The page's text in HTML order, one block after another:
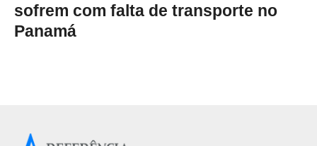
sofrem com falta de transporte no
Panamá